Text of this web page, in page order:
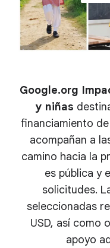
Google.org
y niñas
financiamiento
acompañan a
camino hacia la
es pública y
solicitudes.
seleccionadas
USD, así como
apoyo